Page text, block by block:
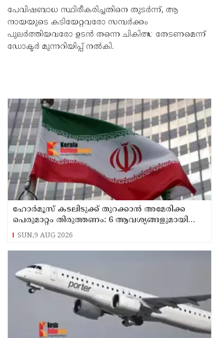
പേവിഷബാധ സ്ഥിരീകരിച്ചതിനെ തുടർന്ന്, ആ
നായയുടെ കടിയേറ്റവരോ സമ്പർക്കം
പുലർത്തിയവരോ ഉടൻ തന്നെ ചികിത്സ തേടണമെന്ന്
ഡോക്ടർ മുന്നറിയിപ്പ് നൽകി.
ഹോര്‍മൂസ് കടലിടുക്ക് തുറക്കാന്‍ അമേരിക്ക
പെരുമാറ്റം തിരുത്തണം: 6 ആവശ്യങ്ങളുമായി
ഇറാന്‍ ദേശീയ സുരക്ഷാ കൗണ്‍സില്‍
SUN,9 AUG 2026